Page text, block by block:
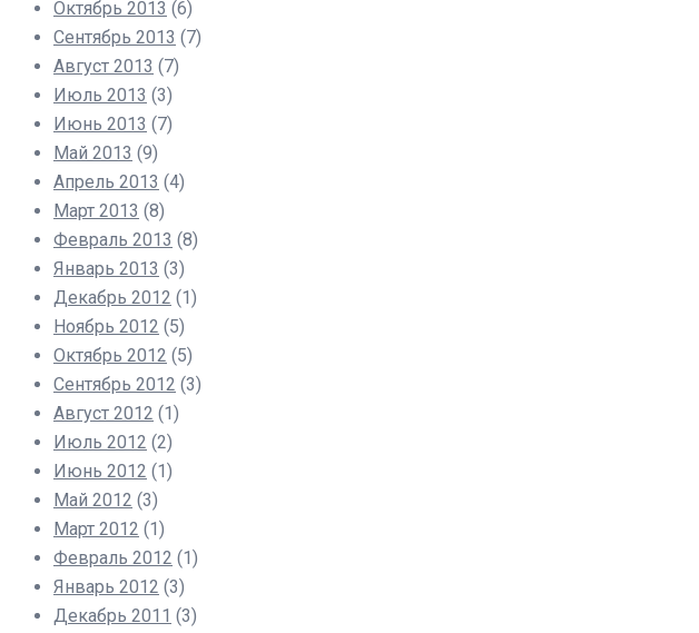
Октябрь 2013 (6)
Сентябрь 2013 (7)
Август 2013 (7)
Июль 2013 (3)
Июнь 2013 (7)
Май 2013 (9)
Апрель 2013 (4)
Март 2013 (8)
Февраль 2013 (8)
Январь 2013 (3)
Декабрь 2012 (1)
Ноябрь 2012 (5)
Октябрь 2012 (5)
Сентябрь 2012 (3)
Август 2012 (1)
Июль 2012 (2)
Июнь 2012 (1)
Май 2012 (3)
Март 2012 (1)
Февраль 2012 (1)
Январь 2012 (3)
Декабрь 2011 (3)